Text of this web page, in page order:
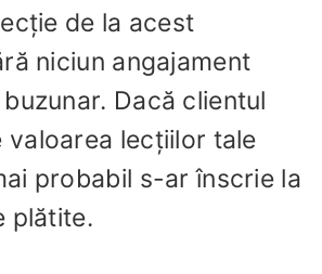
de la acest
niciun angajament
Dacă clientul
valoarea lecțiilor tale
probabil s-ar înscrie la
plătite.